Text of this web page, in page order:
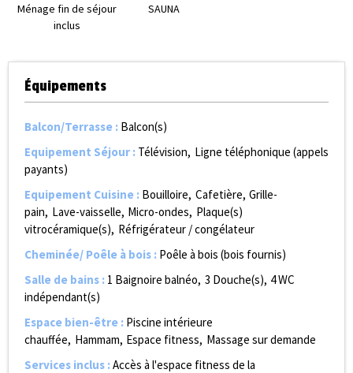
Ménage fin de séjour
inclus
SAUNA
Équipements
Balcon/Terrasse : Balcon(s)
Equipement Séjour : Télévision Ligne téléphonique (appels
payants)
Equipement Cuisine : Bouilloire Cafetière Grille-
pain Lave-vaisselle Micro-ondes Plaque(s)
vitrocéramique(s) Réfrigérateur / congélateur
Cheminée/ Poêle à bois : Poêle à bois (bois fournis)
Salle de bains : 1 Baignoire balnéo 3 Douche(s) 4WC
indépendant(s)
Espace bien-être : Piscine intérieure
chauffée Hammam Espace fitness Massage sur demande
Services inclus :Accès à l'espace fitness de la